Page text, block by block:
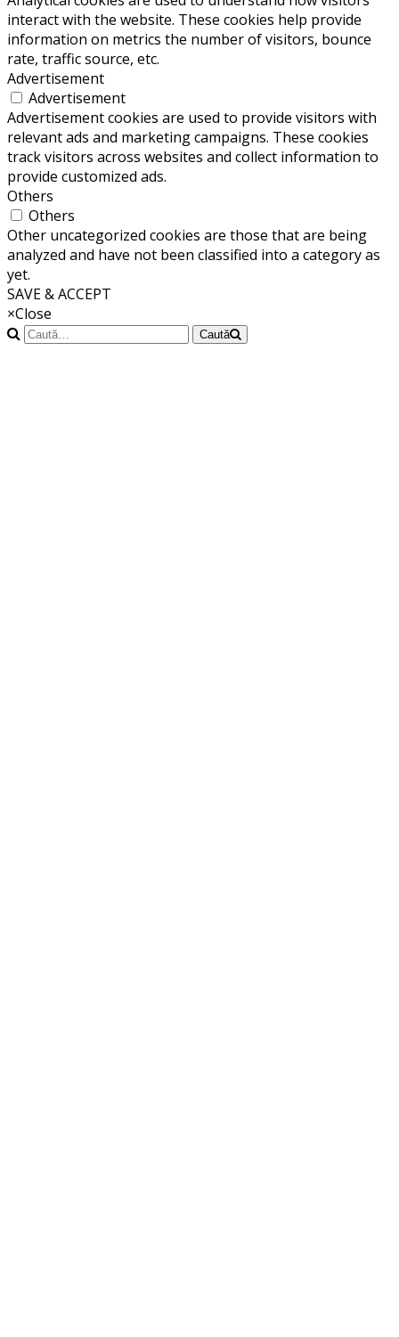
interact with the website. These cookies help provide
information on metrics the number of visitors, bounce
rate, traffic source, etc.
Advertisement
Advertisement
Advertisement cookies are used to provide visitors with
relevant ads and marketing campaigns. These cookies
track visitors across websites and collect information to
provide customized ads.
Others
Others
Other uncategorized cookies are those that are being
analyzed and have not been classified into a category as
yet.
SAVE & ACCEPT
×Close
Caută